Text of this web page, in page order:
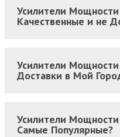
Усилители
Качественные и не
Усилители
Доставки в Мой
Усилители
Самые Популярные?